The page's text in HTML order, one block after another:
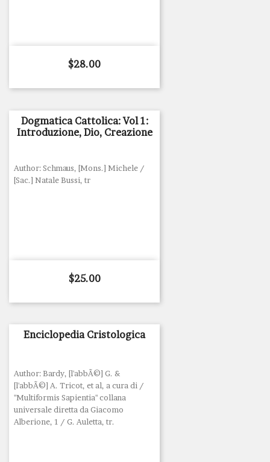
Price
$28.00
Dogmatica Cattolica: Vol 1:
Introduzione, Dio, Creazione
Author: Schmaus, [Mons.] Michele /
[Sac.] Natale Bussi, tr
Price
$25.00
Enciclopedia Cristologica
Author: Bardy, [l'abbÃ©] G. &
[l'abbÃ©] A. Tricot, et al, a cura di /
"Multiformis Sapientia" collana
universale diretta da Giacomo
Alberione, 1 / G. Auletta, tr.